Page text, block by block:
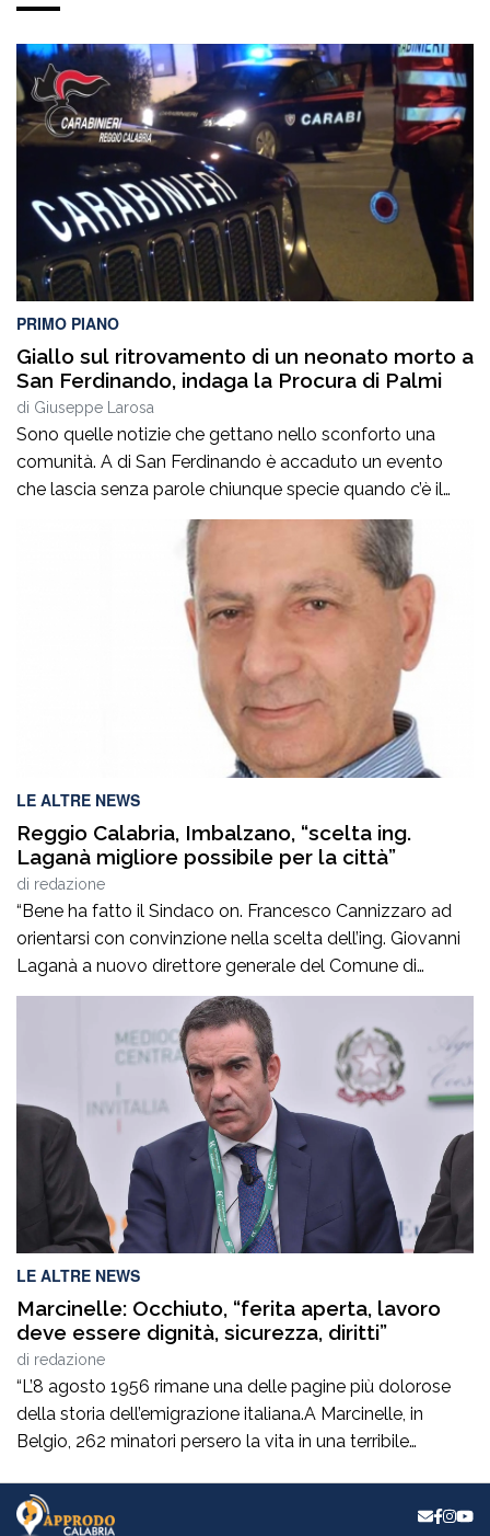
PRIMO PIANO
Giallo sul ritrovamento di un neonato morto a
San Ferdinando, indaga la Procura di Palmi
di Giuseppe Larosa
Sono quelle notizie che gettano nello sconforto una
comunità. A di San Ferdinando è accaduto un evento
che lascia senza parole chiunque specie quando c’è il
ritrovamento del corpo senza vita di un neonato ha
attivato le indagini della procura di Palmi che mirano a
fare luce sull’accaduto. Non si hanno, al momento,
LE ALTRE NEWS
Reggio Calabria, Imbalzano, “scelta ing.
Laganà migliore possibile per la città”
di redazione
“Bene ha fatto il Sindaco on. Francesco Cannizzaro ad
orientarsi con convinzione nella scelta dell’ing. Giovanni
Laganà a nuovo direttore generale del Comune di
Reggio in questa fase storica. Un manager di altissimo
profilo che avendo maturato con successo esperienze in
ruoli di alta responsabilità sia sul versante tecnico che in
quello amministrativo -contabile costituisce […]
LE ALTRE NEWS
Marcinelle: Occhiuto, “ferita aperta, lavoro
deve essere dignità, sicurezza, diritti”
di redazione
“L’8 agosto 1956 rimane una delle pagine più dolorose
della storia dell’emigrazione italiana.A Marcinelle, in
Belgio, 262 minatori persero la vita in una terribile
calabresi.Settant’anni dopo, il tempo non può cancellare
il dolore di quelle famiglie e il sacrificio di quegli uomini